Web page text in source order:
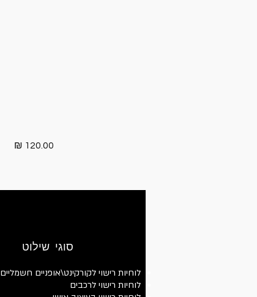
120.00 ₪
סוגי שילוט
לוחיות רישוי לקורקינט\אופניים חשמליים
לוחיות רישוי לרכבים